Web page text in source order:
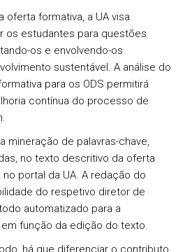
oferta formativa, a UA visa
os estudantes para questões
os e envolvendo-os
sustentável. A análise do
para os ODS permitirá
contínua do processo de
mineração de palavras-chave,
no texto descritivo da oferta
portal da UA. A redação do
do respetivo diretor de
automatizado para a
função da edição do texto.
há que diferenciar o contributo